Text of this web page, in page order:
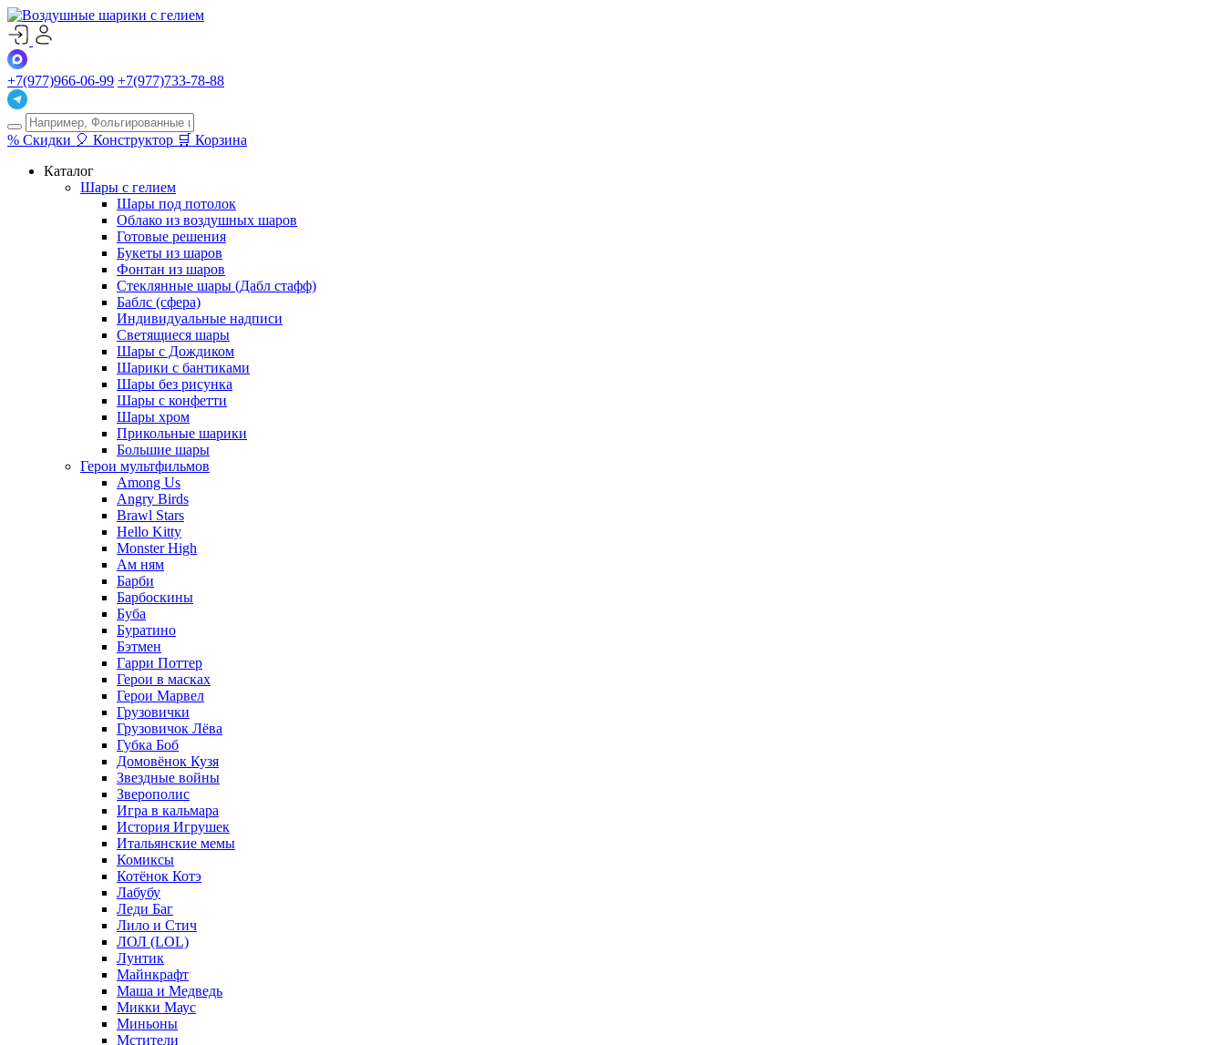
+7(977)966-06-99 +7(977)733-78-88
% Скидки 🎈 Конструктор 🛒 Корзина
Каталог
Шары с гелием
Шары под потолок
Облако из воздушных шаров
Готовые решения
Букеты из шаров
Фонтан из шаров
Стеклянные шары (Дабл стафф)
Баблс (сфера)
Индивидуальные надписи
Светящиеся шары
Шары с Дождиком
Шарики с бантиками
Шары без рисунка
Шары с конфетти
Шары хром
Прикольные шарики
Большие шары
Герои мультфильмов
Among Us
Angry Birds
Brawl Stars
Hello Kitty
Monster High
Ам ням
Барби
Барбоскины
Буба
Буратино
Бэтмен
Гарри Поттер
Герои в масках
Герои Марвел
Грузовички
Грузовичок Лёва
Губка Боб
Домовёнок Кузя
Звездные войны
Зверополис
Игра в кальмара
История Игрушек
Итальянские мемы
Комиксы
Котёнок Котэ
Лабубу
Леди Баг
Лило и Стич
ЛОЛ (LOL)
Лунтик
Майнкрафт
Маша и Медведь
Микки Маус
Миньоны
Мстители